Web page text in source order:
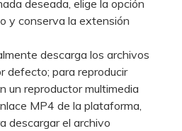
deseada, elige la opción
y conserva la extensión
descarga los archivos
defecto; para reproducir
un reproductor multimedia
MP4 de la plataforma,
descargar el archivo